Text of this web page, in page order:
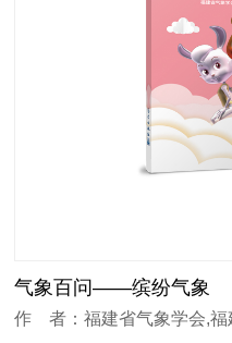
气象百问——缤纷气象
作 者：福建省气象学会,福